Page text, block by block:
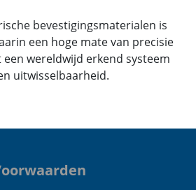
bevestigingsmaterialen is
een hoge mate van precisie
wereldwijd erkend systeem
uitwisselbaarheid.